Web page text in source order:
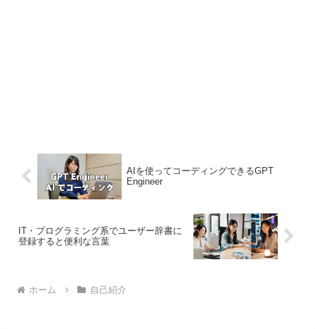
AIを使ってコーディングできるGPT
Engineer
IT・プログラミング系でユーザー辞書に
登録すると便利な言葉
ホーム 自己紹介